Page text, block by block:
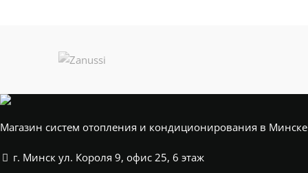
Магазин систем отопления и кондиционирования в Минске
г. Минск ул. Короля 9, офис 25, 6 этаж